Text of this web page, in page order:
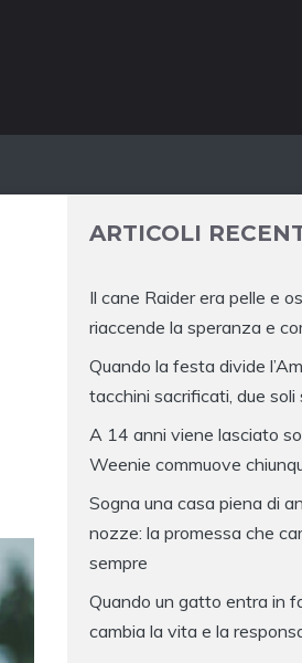
ARTICOLI
Il cane Raider era pelle e
riaccende la speranza e
Quando la festa divide
tacchini sacrificati, due soli
A 14 anni viene lasciato
Weenie commuove
Sogna una casa piena di
nozze: la promessa che
sempre
Quando un gatto entra in
cambia la vita e la